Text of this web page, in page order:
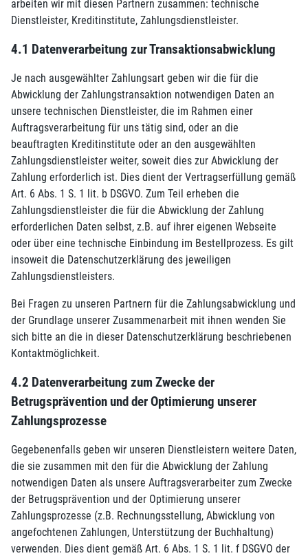
arbeiten wir mit diesen Partnern zusammen: technische
Dienstleister, Kreditinstitute, Zahlungsdienstleister.
4.1 Datenverarbeitung zur Transaktionsabwicklung
Je nach ausgewählter Zahlungsart geben wir die für die
Abwicklung der Zahlungstransaktion notwendigen Daten an
unsere technischen Dienstleister, die im Rahmen einer
Auftragsverarbeitung für uns tätig sind, oder an die
beauftragten Kreditinstitute oder an den ausgewählten
Zahlungsdienstleister weiter, soweit dies zur Abwicklung der
Zahlung erforderlich ist. Dies dient der Vertragserfüllung gemäß
Art. 6 Abs. 1 S. 1 lit. b DSGVO. Zum Teil erheben die
Zahlungsdienstleister die für die Abwicklung der Zahlung
erforderlichen Daten selbst, z.B. auf ihrer eigenen Webseite
oder über eine technische Einbindung im Bestellprozess. Es gilt
insoweit die Datenschutzerklärung des jeweiligen
Zahlungsdienstleisters.
Bei Fragen zu unseren Partnern für die Zahlungsabwicklung und
der Grundlage unserer Zusammenarbeit mit ihnen wenden Sie
sich bitte an die in dieser Datenschutzerklärung beschriebenen
Kontaktmöglichkeit.
4.2 Datenverarbeitung zum Zwecke der
Betrugsprävention und der Optimierung unserer
Zahlungsprozesse
Gegebenenfalls geben wir unseren Dienstleistern weitere Daten,
die sie zusammen mit den für die Abwicklung der Zahlung
notwendigen Daten als unsere Auftragsverarbeiter zum Zwecke
der Betrugsprävention und der Optimierung unserer
Zahlungsprozesse (z.B. Rechnungsstellung, Abwicklung von
angefochtenen Zahlungen, Unterstützung der Buchhaltung)
verwenden. Dies dient gemäß Art. 6 Abs. 1 S. 1 lit. f DSGVO der